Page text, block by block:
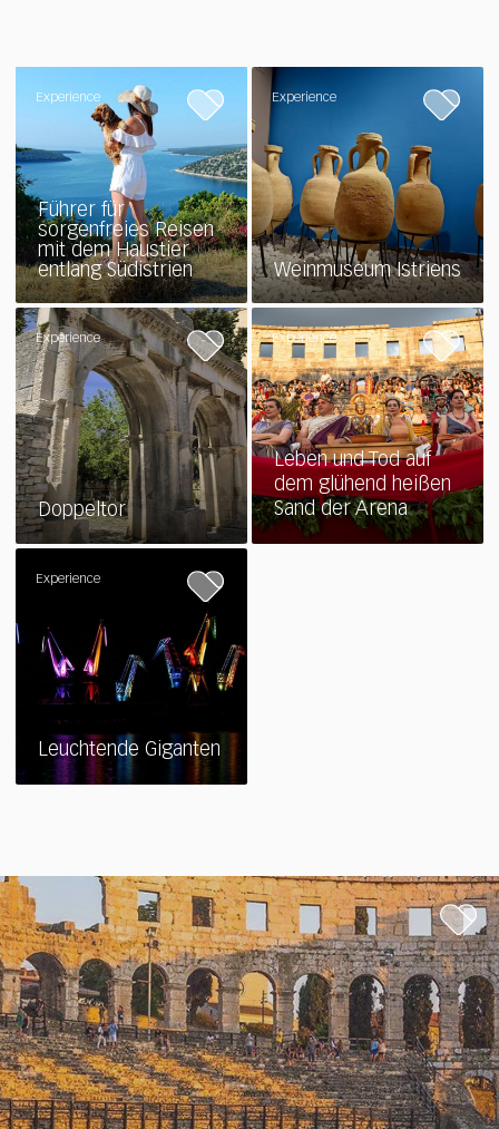
Experience
Führer für
sorgenfreies Reisen
mit dem Haustier
entlang Südistrien
Experience
Weinmuseum Istriens
Experience
Doppeltor
Experience
Leben und Tod auf
dem glühend heißen
Sand der Arena
Experience
Leuchtende Giganten